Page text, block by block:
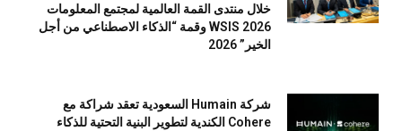
خلال منتدى القمة العالمية لمجتمع المعلومات
WSIS 2026 وقمة “الذكاء الاصطناعي من أجل
الخير” 2026
شركة Humain السعودية تعقد شراكة مع
Cohere الكندية لتطوير البنية التحتية للذكاء